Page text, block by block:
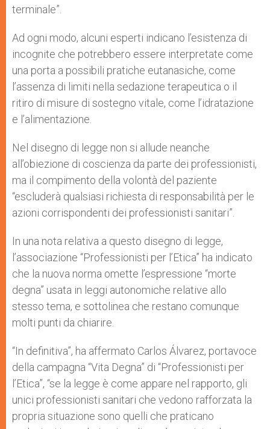
terminale”.
Ad ogni modo, alcuni esperti indicano l’esistenza di
incognite che potrebbero essere interpretate come
una porta a possibili pratiche eutanasiche, come
l’assenza di limiti nella sedazione terapeutica o il
ritiro di misure di sostegno vitale, come l’idratazione
e l’alimentazione.
Nel disegno di legge non si allude neanche
all’obiezione di coscienza da parte dei professionisti,
ma il compimento della volontà del paziente
“escluderà qualsiasi richiesta di responsabilità per le
azioni corrispondenti dei professionisti sanitari”.
In una nota relativa a questo disegno di legge,
l’associazione “Professionisti per l’Etica” ha indicato
che la nuova norma omette l’espressione “morte
degna” usata in leggi autonomiche relative allo
stesso tema, e sottolinea che restano comunque
molti punti da chiarire.
“In definitiva”, ha affermato Carlos Álvarez, portavoce
della campagna “Vita Degna” di “Professionisti per
l’Etica”, “se la legge è come appare nel rapporto, gli
unici professionisti sanitari che vedono rafforzata la
propria situazione sono quelli che praticano